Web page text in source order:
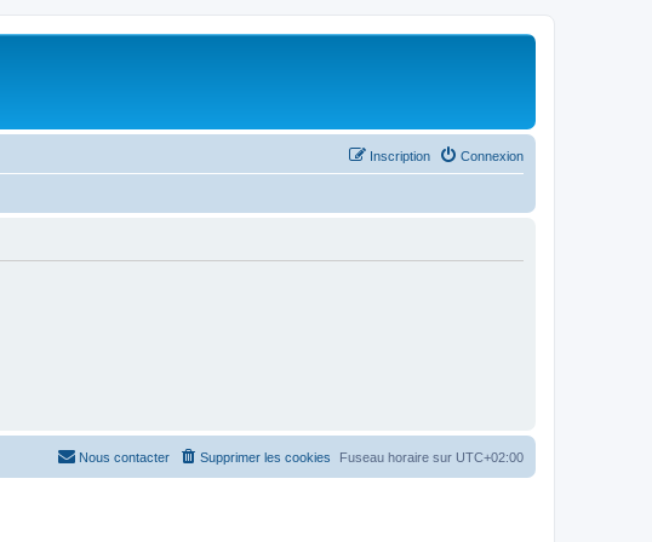
Connexion
Inscription
Fuseau horaire sur UTC+02:00
Supprimer les cookies
Nous contacter